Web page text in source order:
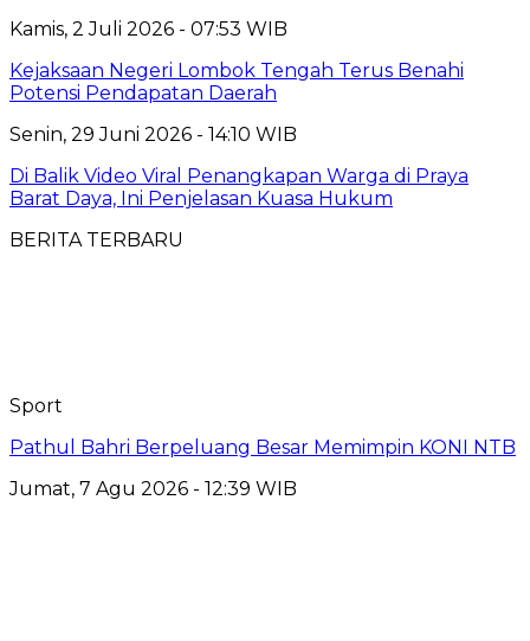
Kamis, 2 Juli 2026 - 07:53 WIB
Kejaksaan Negeri Lombok Tengah Terus Benahi
Potensi Pendapatan Daerah
Senin, 29 Juni 2026 - 14:10 WIB
Di Balik Video Viral Penangkapan Warga di Praya
Barat Daya, Ini Penjelasan Kuasa Hukum
BERITA TERBARU
Sport
Pathul Bahri Berpeluang Besar Memimpin KONI NTB
Jumat, 7 Agu 2026 - 12:39 WIB